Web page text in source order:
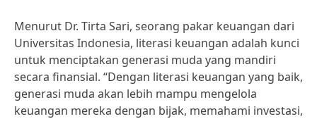
Menurut Dr. Tirta Sari, seorang pakar keuangan dari
Universitas Indonesia, literasi keuangan adalah kunci
untuk menciptakan generasi muda yang mandiri
secara finansial. “Dengan literasi keuangan yang baik,
generasi muda akan lebih mampu mengelola
keuangan mereka dengan bijak, memahami investasi,